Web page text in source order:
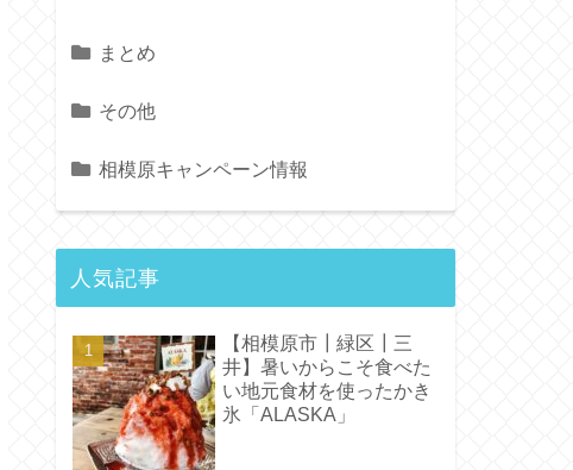
まとめ
その他
相模原キャンペーン情報
人気記事
【相模原市┃緑区┃三
井】暑いからこそ食べた
い地元食材を使ったかき
氷「ALASKA」